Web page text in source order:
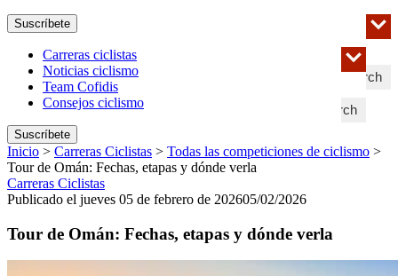
Search
Suscríbete
Search
Carreras ciclistas
Noticias ciclismo
Team Cofidis
Consejos ciclismo
Suscríbete
Inicio > Carreras Ciclistas > Todas las competiciones de ciclismo >
Tour de Omán: Fechas, etapas y dónde verla
Carreras Ciclistas
Publicado el jueves 05 de febrero de 202605/02/2026
Tour de Omán: Fechas, etapas y dónde verla